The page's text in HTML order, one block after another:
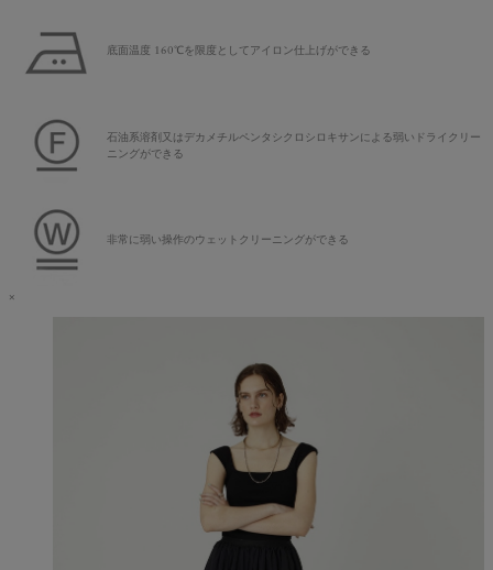
底面温度 160℃を限度としてアイロン仕上げができる
石油系溶剤又はデカメチルペンタシクロシロキサンによる弱いドライクリー
ニングができる
非常に弱い操作のウェットクリーニングができる
×